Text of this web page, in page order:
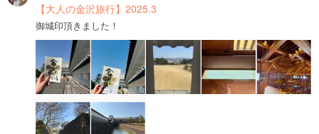
【大人の金沢旅行】2025.3
御城印頂きました！